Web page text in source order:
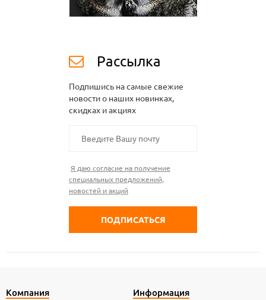
Рассылка
Подпишись на самые свежие
новости о наших новинках,
скидках и акциях
Я даю согласие на получение
специальных предложений,
новостей и акций
Компания Информация